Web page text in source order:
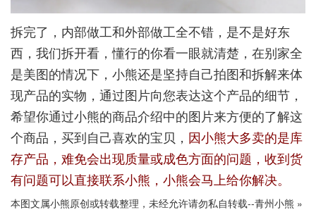
拆完了，内部做工和外部做工全不错，是不是好东
西，我们拆开看，懂行的你看一眼就清楚，在别家全
是美图的情况下，小熊还是坚持自己拍图和拆解来体
现产品的实物，通过图片向您表达这个产品的细节，
希望你通过小熊的商品介绍中的图片来方便的了解这
个商品，买到自己喜欢的宝贝， 因小熊大多卖的是库
存产品，难免会出现质量或成色方面的问题，收到货
有问题可以直接联系小熊，小熊会马上给你解决。
本图文属小熊原创或转载整理，未经允许请勿私自转载--青州小熊 »